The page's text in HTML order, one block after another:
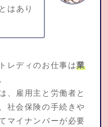
はあり
レディのお仕事は業
、雇用主と労働者と
社会保険の手続きや
マイナンバーが必要